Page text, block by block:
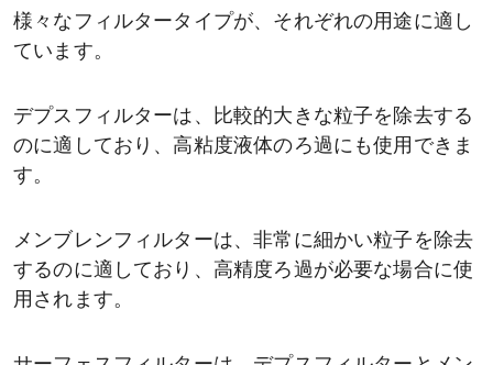
様々なフィルタータイプが、それぞれの用途に適し
ています。
デプスフィルターは、比較的大きな粒子を除去する
のに適しており、高粘度液体のろ過にも使用できま
す。
メンブレンフィルターは、非常に細かい粒子を除去
するのに適しており、高精度ろ過が必要な場合に使
用されます。